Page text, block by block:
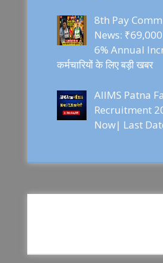
8th Pay
News:
6% Annual
कर्मचारियों के लिए बड़ी खबर
AIIMS Patna
Recruitment
Now| Last